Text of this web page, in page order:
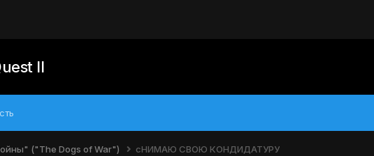
II
("The Dogs of War") сНИМАЮ СВОЮ КОНДИДАТУРУ